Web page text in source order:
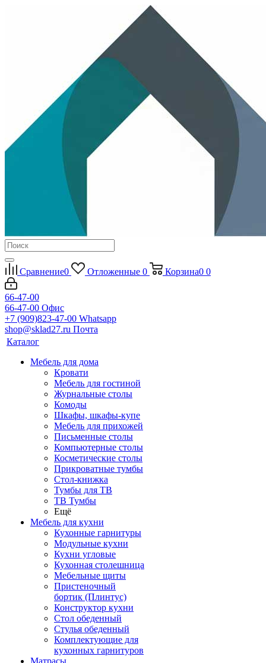
Сравнение0 Отложенные 0 Корзина0 0
66-47-00
66-47-00 Офис
+7 (909)823-47-00 Whatsapp
shop@sklad27.ru Почта
Каталог
Мебель для дома
Кровати
Мебель для гостиной
Журнальные столы
Комоды
Шкафы, шкафы-купе
Мебель для прихожей
Письменные столы
Компьютерные столы
Косметические столы
Прикроватные тумбы
Стол-книжка
Тумбы для ТВ
ТВ Тумбы
Ещё
Мебель для кухни
Кухонные гарнитуры
Модульные кухни
Кухни угловые
Кухонная столешница
Мебельные щиты
Пристеночный
бортик (Плинтус)
Конструктор кухни
Стол обеденный
Стулья обеденный
Комплектующие для
кухонных гарнитуров
Матраcы